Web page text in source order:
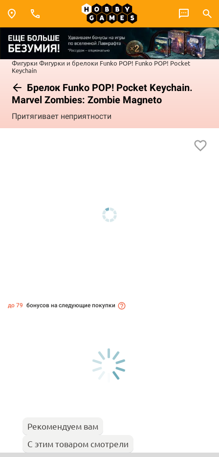
Фигурки Фигурки и брелоки Funko POP! Funko POP! Pocket
Keychain
Брелок Funko POP! Pocket Keychain.
Marvel Zombies: Zombie Magneto
Притягивает неприятности
до 79 бонусов на следующие покупки
Рекомендуем вам
С этим товаром смотрели